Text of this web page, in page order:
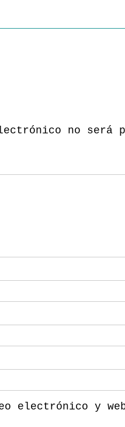
no será
electrónico y